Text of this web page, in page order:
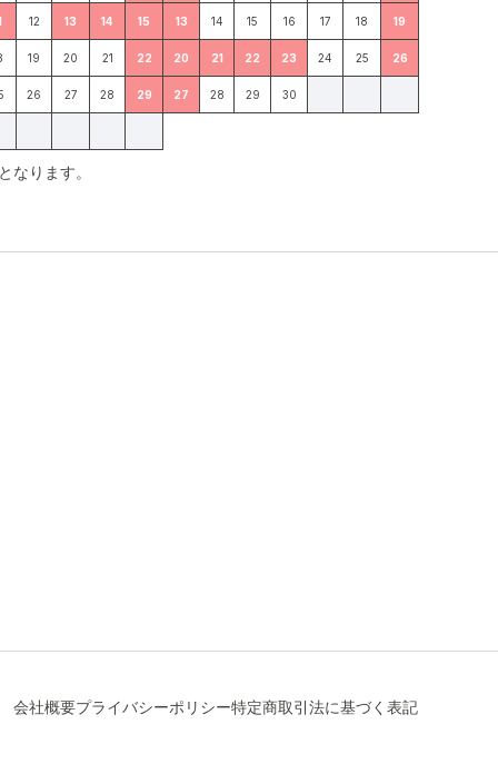
12 13 14 15
19 20 21 22
26 27 28 29
13 14 15 16 17 18 19
20 21 22 23 24 25 26
27 28 29 30
なります。
会社概要プライバシーポリシー特定商取引法に基づく表記